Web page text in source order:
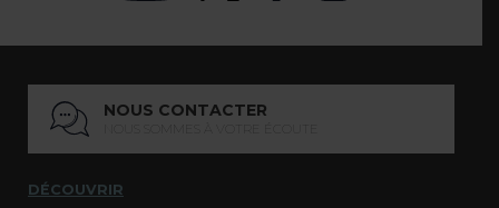
NOUS CONTACTER
DÉCOUVRIR